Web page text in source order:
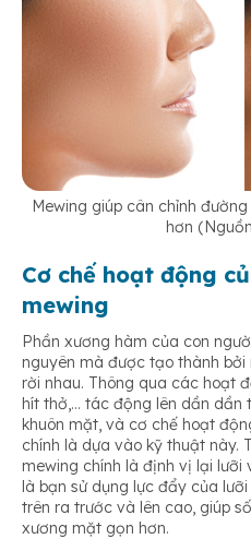
Mewing giúp cân chỉnh
hơn
Cơ chế hoạt động
mewing
Phần xương hàm của con
nguyên mà được tạo thành bởi
rời nhau. Thông qua các hoạt
hít thở,… tác động lên dần dần
khuôn mặt, và cơ chế hoạt
chính là dựa vào kỹ thuật này.
mewing chính là định vị lại lưỡi
là bạn sử dụng lực đẩy của
trên ra trước và lên cao, giúp
xương mặt gọn hơn.